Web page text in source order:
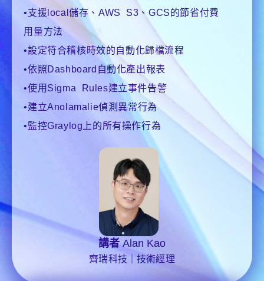
•支援local儲存、AWS S3、GCS的節省付費
用量方法
•設定符合稽核時效的自動化歸檔流程
•依照Dashboard自動化產出報表
•使用Sigma Rules建立事件告警
•建立Anolamalie偵測異常行為
•監控Graylog上的所有操作行為
講者Alan Kao
齊瑞科技｜技術經理